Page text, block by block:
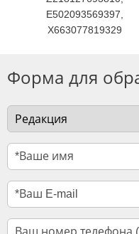
E502093569397,
X663077819329
Форма для